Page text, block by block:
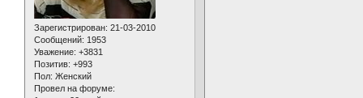
Зарегистрирован: 21-03-2010
Сообщений: 1953
Уважение: +3831
Позитив: +993
Пол: Женский
Провел на форуме: